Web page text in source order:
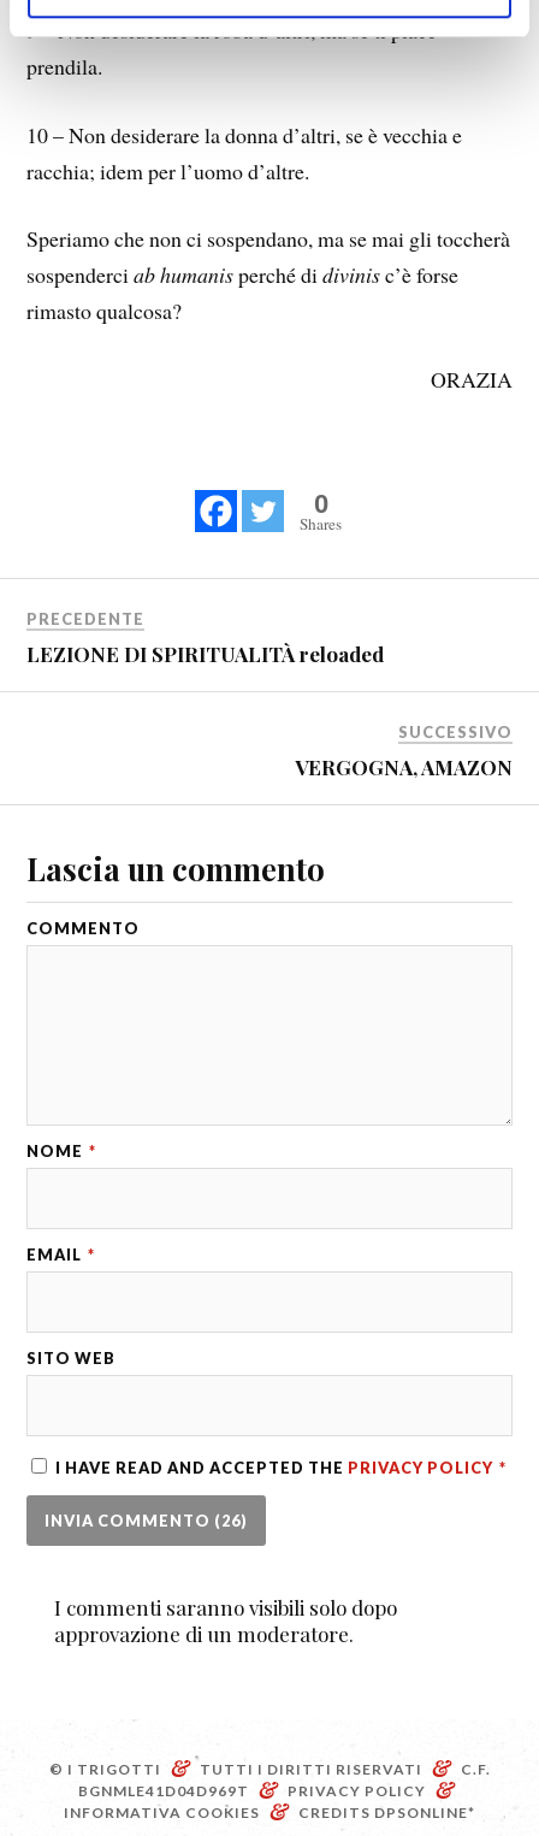
9 – Non desiderare la roba d’altri, ma se ti piace
prendila.
10 – Non desiderare la donna d’altri, se è vecchia e
racchia; idem per l’uomo d’altre.
Speriamo che non ci sospendano, ma se mai gli toccherà
sospenderciab humanisperché didivinisc’è forse
rimasto qualcosa?
ORAZIA
0
Shares
PRECEDENTE
LEZIONE DI SPIRITUALITÀ reloaded
SUCCESSIVO
VERGOGNA, AMAZON
Lascia un commento
COMMENTO
NOME *
EMAIL *
SITO WEB
I HAVE READ AND ACCEPTED THE PRIVACY POLICY *
I commenti saranno visibili solo dopo
approvazione di un moderatore.
© I TRIGOTTI & TUTTI I DIRITTI RISERVATI &
C.F.
BGNMLE41D04D969T
& PRIVACY POLICY &
INFORMATIVA COOKIES & CREDITS DPSONLINE*